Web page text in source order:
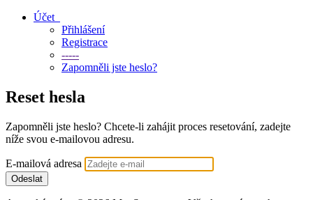
Účet
Přihlášení
Registrace
-----
Zapomněli jste heslo?
Reset hesla
Zapomněli jste heslo? Chcete-li zahájit proces resetování, zadejte
níže svou e-mailovou adresu.
E-mailová adresa
Odeslat